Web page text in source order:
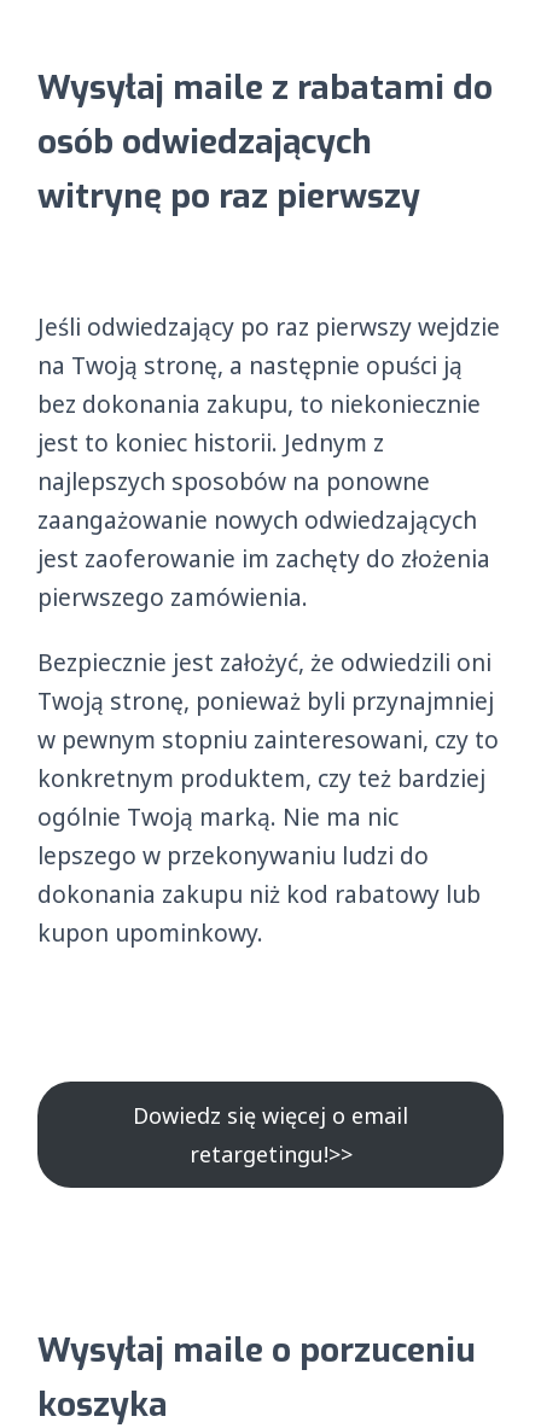
Wysyłaj maile z rabatami do
osób odwiedzających
witrynę po raz pierwszy
Jeśli odwiedzający po raz pierwszy wejdzie
na Twoją stronę, a następnie opuści ją
bez dokonania zakupu, to niekoniecznie
jest to koniec historii. Jednym z
najlepszych sposobów na ponowne
zaangażowanie nowych odwiedzających
jest zaoferowanie im zachęty do złożenia
pierwszego zamówienia.
Bezpiecznie jest założyć, że odwiedzili oni
Twoją stronę, ponieważ byli przynajmniej
w pewnym stopniu zainteresowani, czy to
konkretnym produktem, czy też bardziej
ogólnie Twoją marką. Nie ma nic
lepszego w przekonywaniu ludzi do
dokonania zakupu niż kod rabatowy lub
kupon upominkowy.
Dowiedz się więcej o email
retargetingu!>>
Wysyłaj maile o porzuceniu
koszyka